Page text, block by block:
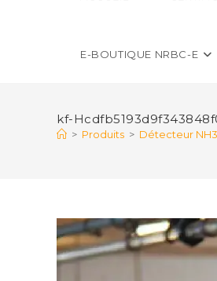
E-BOUTIQUE NRBC-E
kf-
> Produits > Détecteur